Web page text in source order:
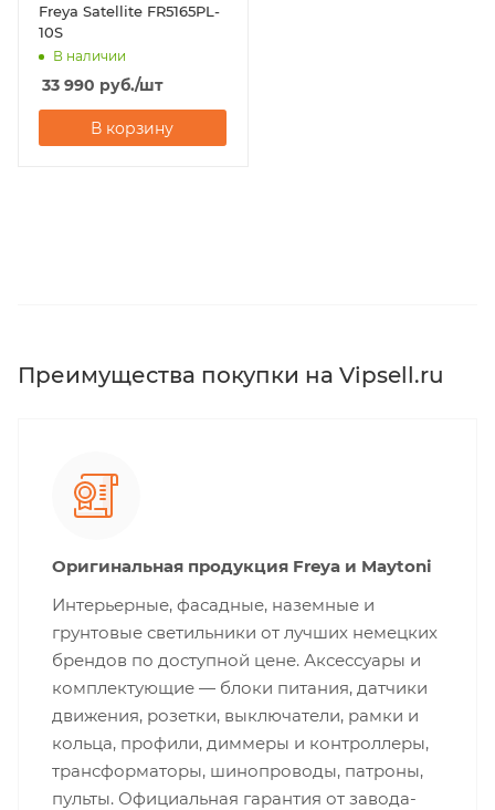
Freya Satellite FR5165PL-
10S
В наличии
33 990 руб./шт
В корзину
Преимущества покупки на Vipsell.ru
Оригинальная продукция Freya и Maytoni
Интерьерные, фасадные, наземные и
грунтовые светильники от лучших немецких
брендов по доступной цене. Аксессуары и
комплектующие — блоки питания, датчики
движения, розетки, выключатели, рамки и
кольца, профили, диммеры и контроллеры,
трансформаторы, шинопроводы, патроны,
пульты. Официальная гарантия от завода-